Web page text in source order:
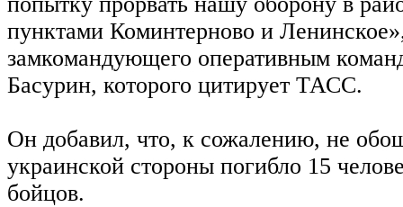
пунктами Коминтерново и
замкомандующего оперативным
Басурин, которого цитирует ТАСС.
Он добавил, что, к сожалению, не
украинской стороны погибло 15
бойцов.